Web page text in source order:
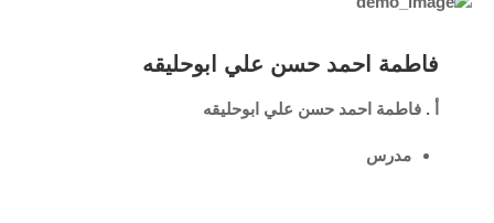
فاطمة احمد حسن علي ابوحليقه
أ . فاطمة احمد حسن علي ابوحليقه
مدرس